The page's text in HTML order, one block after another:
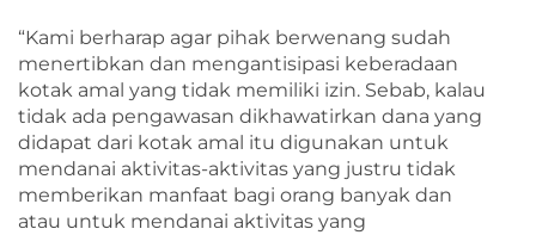
“Kami berharap agar pihak berwenang sudah
menertibkan dan mengantisipasi keberadaan
kotak amal yang tidak memiliki izin. Sebab, kalau
tidak ada pengawasan dikhawatirkan dana yang
didapat dari kotak amal itu digunakan untuk
mendanai aktivitas-aktivitas yang justru tidak
memberikan manfaat bagi orang banyak dan
atau untuk mendanai aktivitas yang